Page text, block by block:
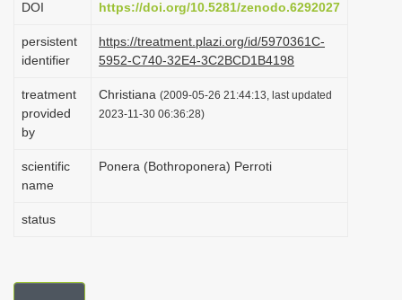
o
n
DOI https://doi.org/10.5281/zenodo.6292027
persistent
identifier
https://treatment.plazi.org/id/5970361C-
5952-C740-32E4-3C2BCD1B4198
treatment
provided
by
Christiana (2009-05-26 21:44:13, last updated
2023-11-30 06:36:28)
scientific
name
Ponera (Bothroponera) Perroti
status